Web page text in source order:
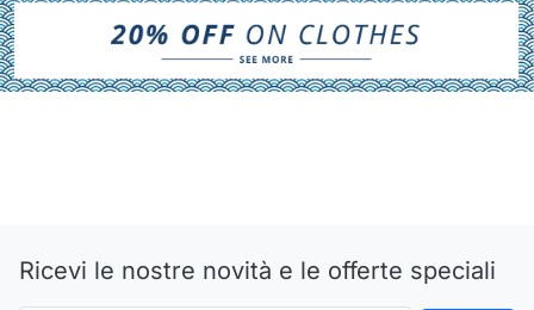
Ricevi le nostre novità e le offerte speciali